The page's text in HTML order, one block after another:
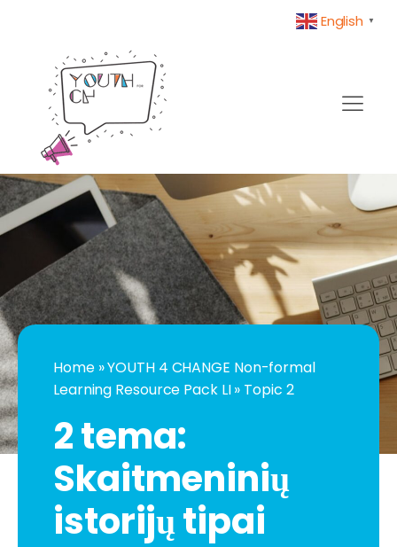
English ▼
Home»YOUTH 4 CHANGE Non-formal
Learning Resource Pack LI» Topic 2
2 tema:
Skaitmeninių
istorijų tipai